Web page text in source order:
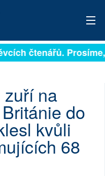
čtenářů. Prosíme,
zuří na
do
kvůli
68